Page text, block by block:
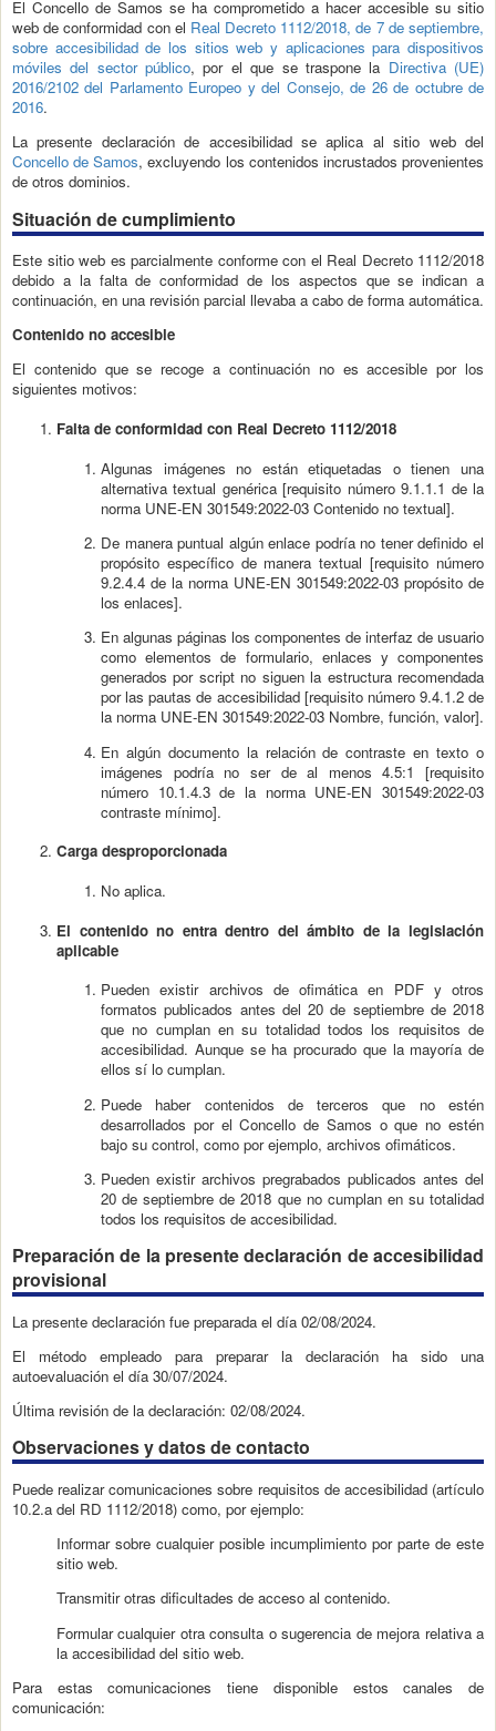
El Concello de Samos se ha comprometido a hacer accesible su sitio
web de conformidad con el Real Decreto 1112/2018, de 7 de septiembre,
sobre accesibilidad de los sitios web y aplicaciones para dispositivos
móviles del sector público, por el que se traspone la Directiva (UE)
2016/2102 del Parlamento Europeo y del Consejo, de 26 de octubre de
2016.
La presente declaración de accesibilidad se aplica al sitio web del
Concello de Samos, excluyendo los contenidos incrustados provenientes
de otros dominios.
Situación de cumplimiento
Este sitio web es parcialmente conforme con el Real Decreto 1112/2018
debido a la falta de conformidad de los aspectos que se indican a
continuación, en una revisión parcial llevaba a cabo de forma automática.
Contenido no accesible
El contenido que se recoge a continuación no es accesible por los
siguientes motivos:
Falta de conformidad con Real Decreto 1112/2018
Algunas imágenes no están etiquetadas o tienen una
alternativa textual genérica [requisito número 9.1.1.1 de la
norma UNE-EN 301549:2022-03 Contenido no textual].
De manera puntual algún enlace podría no tener definido el
propósito específico de manera textual [requisito número
9.2.4.4 de la norma UNE-EN 301549:2022-03 propósito de
los enlaces].
En algunas páginas los componentes de interfaz de usuario
como elementos de formulario, enlaces y componentes
generados por script no siguen la estructura recomendada
por las pautas de accesibilidad [requisito número 9.4.1.2 de
la norma UNE-EN 301549:2022-03 Nombre, función, valor].
En algún documento la relación de contraste en texto o
imágenes podría no ser de al menos 4.5:1 [requisito
número 10.1.4.3 de la norma UNE-EN 301549:2022-03
contraste mínimo].
Carga desproporcionada
No aplica.
El contenido no entra dentro del ámbito de la legislación
aplicable
Pueden existir archivos de ofimática en PDF y otros
formatos publicados antes del 20 de septiembre de 2018
que no cumplan en su totalidad todos los requisitos de
accesibilidad. Aunque se ha procurado que la mayoría de
ellos sí lo cumplan.
Puede haber contenidos de terceros que no estén
desarrollados por el Concello de Samos o que no estén
bajo su control, como por ejemplo, archivos ofimáticos.
Pueden existir archivos pregrabados publicados antes del
20 de septiembre de 2018 que no cumplan en su totalidad
todos los requisitos de accesibilidad.
Preparación de la presente declaración de accesibilidad
provisional
La presente declaración fue preparada el día 02/08/2024.
El método empleado para preparar la declaración ha sido una
autoevaluación el día 30/07/2024.
Última revisión de la declaración: 02/08/2024.
Observaciones y datos de contacto
Puede realizar comunicaciones sobre requisitos de accesibilidad (artículo
10.2.a del RD 1112/2018) como, por ejemplo:
Informar sobre cualquier posible incumplimiento por parte de este
sitio web.
Transmitir otras dificultades de acceso al contenido.
Formular cualquier otra consulta o sugerencia de mejora relativa a
la accesibilidad del sitio web.
Para estas comunicaciones tiene disponible estos canales de
comunicación: